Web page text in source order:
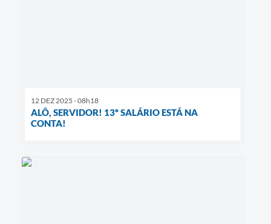
12 DEZ 2025 - 08h18
ALÔ, SERVIDOR! 13º SALÁRIO ESTÁ NA
CONTA!